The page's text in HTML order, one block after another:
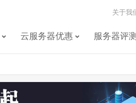
云服务器优惠 服务器评测
关于我